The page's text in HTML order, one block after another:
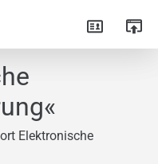
Elektronische